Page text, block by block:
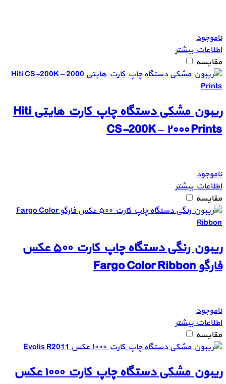
ناموجود
اطلاعات بیشتر
مقایسه
ریبون مشکی دستگاه چاپ کارت هایتی Hiti
CS-200K – ۲۰۰۰ Prints
ناموجود
اطلاعات بیشتر
مقایسه
ریبون رنگی دستگاه چاپ کارت ۵۰۰ عکس
فارگو Fargo Color Ribbon
ناموجود
اطلاعات بیشتر
مقایسه
ریبون مشکی دستگاه چاپ کارت ۱۰۰۰ عکس